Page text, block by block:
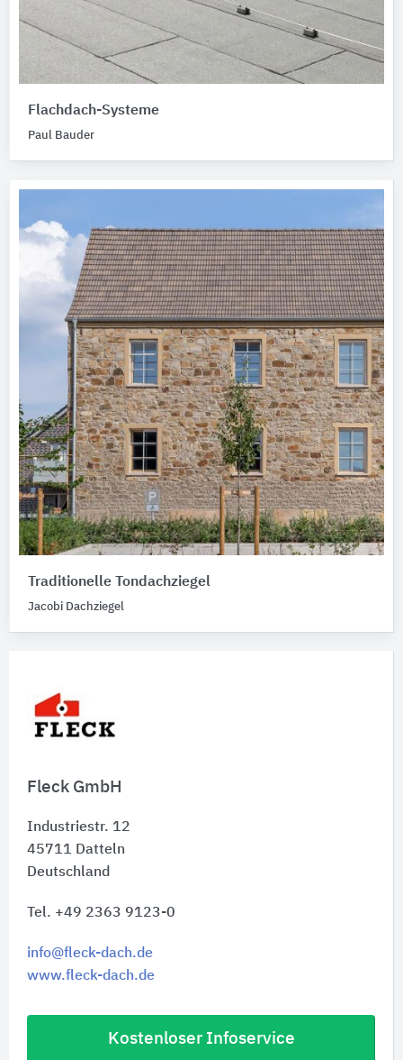
Fleck GmbH
Industriestr. 12
45711 Datteln
Deutschland
Tel. +49 2363 9123-0
info@fleck-dach.de
www.fleck-dach.de
Kostenloser Infoservice
Flachdach-Systeme
Paul Bauder
Traditionelle Tondachziegel
Jacobi Dachziegel